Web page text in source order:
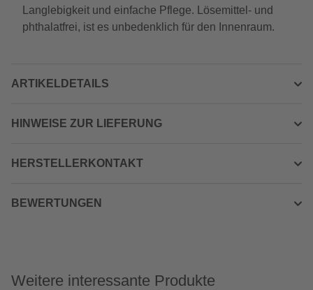
Langlebigkeit und einfache Pflege. Lösemittel- und
phthalatfrei, ist es unbedenklich für den Innenraum.
ARTIKELDETAILS
HINWEISE ZUR LIEFERUNG
HERSTELLERKONTAKT
BEWERTUNGEN
Weitere interessante Produkte